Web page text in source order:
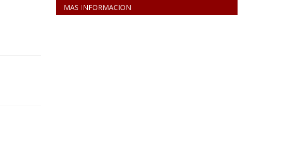
MAS INFORMACION